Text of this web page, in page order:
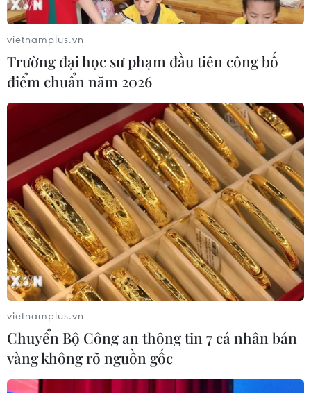
Liên tục lùi tiến độ thông xe dự án đầu tư
BOT Hòa Lạc-Hòa Bình
29/11/2016 01:42
Dự án đầu tư xây dựng đường Hòa Lạc-Hòa Bình theo
hình thức BOT đã liên tục được Bộ Giao thông Vận tải lùi
tiến độ hoàn thành thông xe vào trước ngày 30/4/2017.
vietnamplus.vn
Trường đại học sư phạm đầu tiên công bố
điểm chuẩn năm 2026
vietnamplus.vn
Chuyển Bộ Công an thông tin 7 cá nhân bán
vàng không rõ nguồn gốc